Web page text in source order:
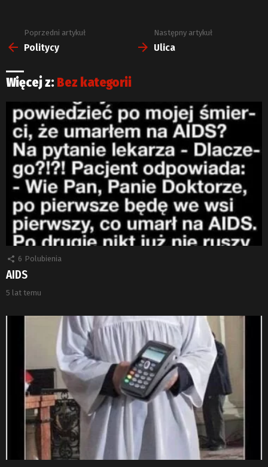
Zobacz
więcej
Poprzedni artykuł
Politycy
Następny artykuł
Ulica
Więcej z: Bez kategorii
6 Polubienia
AIDS
5 lat temu